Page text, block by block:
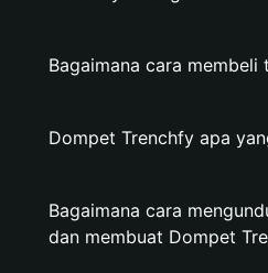
Bagaimana cara membeli
Dompet Trenchfy apa
Bagaimana cara
dan membuat Dompet